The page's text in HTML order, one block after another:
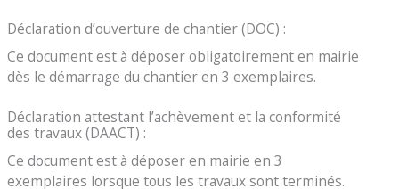
Déclaration d’ouverture de chantier (DOC) :
Ce document est à déposer obligatoirement en mairie
dès le démarrage du chantier en 3 exemplaires.
Déclaration attestant l’achèvement et la conformité
des travaux (DAACT) :
Ce document est à déposer en mairie en 3
exemplaires lorsque tous les travaux sont terminés.